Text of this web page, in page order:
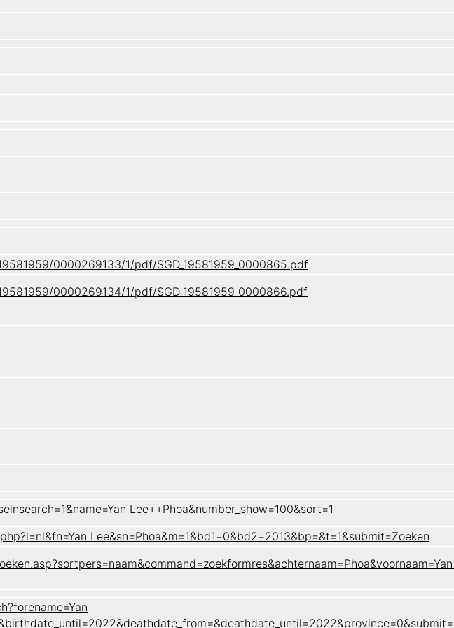
0000269133/1/pdf/SGD_19581959_0000865.pdf
0000269134/1/pdf/SGD_19581959_0000866.pdf
Lee++Phoa&number_show=100&sort=1
Lee&sn=Phoa&m=1&bd1=0&bd2=2013&bp=&t=1&submit=Zoeken